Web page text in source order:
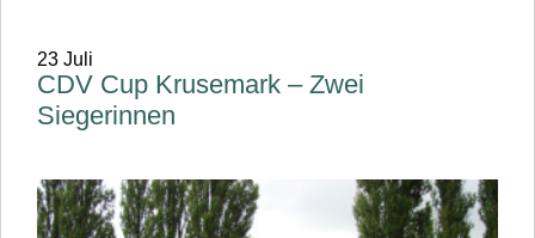
23 Juli
CDV Cup Krusemark – Zwei
Siegerinnen